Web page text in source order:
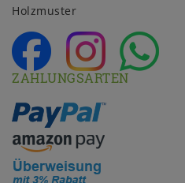
Holzmuster
ZAHLUNGSARTEN